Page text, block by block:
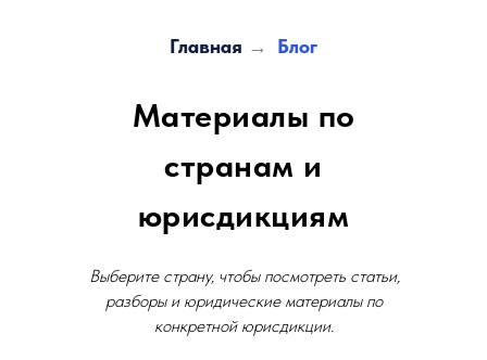
Главная → Блог
Выберите страну, чтобы посмотреть статьи,
разборы и юридические материалы по
конкретной юрисдикции.
Материалы по
странам и
юрисдикциям